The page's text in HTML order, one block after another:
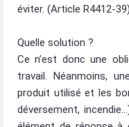
éviter. (Article R4412-39)
Quelle solution ?
Ce n’est donc une
travail. Néanmoins,
produit utilisé et les
déversement,